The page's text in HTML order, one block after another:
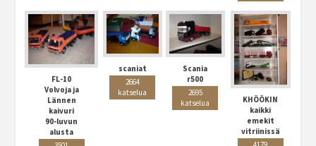
FL-10
Volvoja ja
Lännen
kaivuri
90-luvun
alusta
scaniat
2664
katselua
Scania
r500
2695
katselua
KHÖÖKIN
kaikki
emekit
vitriinissä